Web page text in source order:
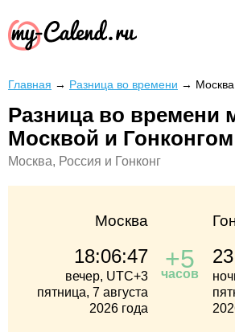
Главная → Разница во времени →
Разница во времени
Москвой и Гонконгом
Москва, Россия и Гонконг
Москва
18:06:48
вечер, UTC+3
пятница, 7 августа
2026 года
+5
часов